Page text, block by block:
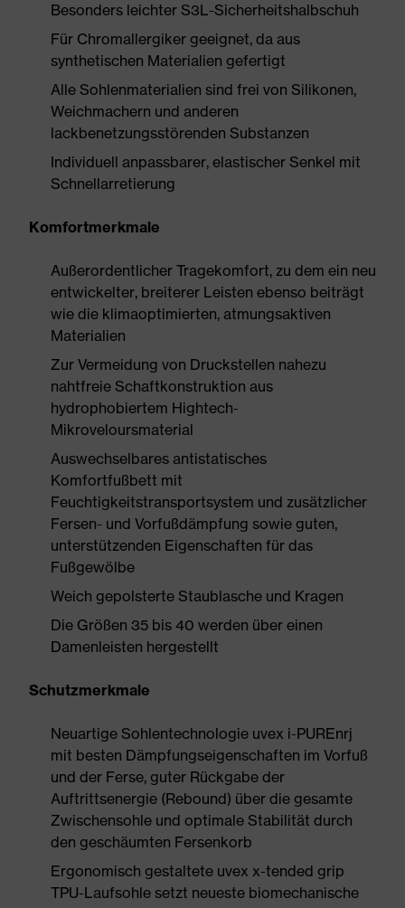
Besonders leichter S3L-Sicherheitshalbschuh
Für Chromallergiker geeignet, da aus
synthetischen Materialien gefertigt
Alle Sohlenmaterialien sind frei von Silikonen,
Weichmachern und anderen
lackbenetzungsstörenden Substanzen
Individuell anpassbarer, elastischer Senkel mit
Schnellarretierung
Komfortmerkmale
Außerordentlicher Tragekomfort, zu dem ein neu
entwickelter, breiterer Leisten ebenso beiträgt
wie die klimaoptimierten, atmungsaktiven
Materialien
Zur Vermeidung von Druckstellen nahezu
nahtfreie Schaftkonstruktion aus
hydrophobiertem Hightech-
Mikroveloursmaterial
Auswechselbares antistatisches
Komfortfußbett mit
Feuchtigkeitstransportsystem und zusätzlicher
Fersen- und Vorfußdämpfung sowie guten,
unterstützenden Eigenschaften für das
Fußgewölbe
Weich gepolsterte Staublasche und Kragen
Die Größen 35 bis 40 werden über einen
Damenleisten hergestellt
Schutzmerkmale
Neuartige Sohlentechnologie uvex i-PUREnrj
mit besten Dämpfungseigenschaften im Vorfuß
und der Ferse, guter Rückgabe der
Auftrittsenergie (Rebound) über die gesamte
Zwischensohle und optimale Stabilität durch
den geschäumten Fersenkorb
Ergonomisch gestaltete uvex x-tended grip
TPU-Laufsohle setzt neueste biomechanische